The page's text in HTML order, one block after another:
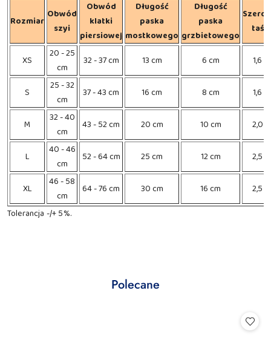
Rozmiar
Obwód
szyi
Obwód
klatki
piersiowej
Długość
paska
mostkowego
Długość
paska
grzbietowego
XS
20 - 25
cm
32 - 37 cm 13 cm 6 cm 1,6
S
25 - 32
cm
37 - 43 cm 16 cm 8 cm 1,6
M
32 - 40
cm
43 - 52 cm 20 cm 10 cm 2,0
L
40 - 46
cm
52 - 64 cm 25 cm 12 cm 2,5
XL
46 - 58
cm
64 - 76 cm 30 cm 16 cm
2,5
Tolerancja -/+ 5%.
Pomiń karuzelę produktów
Produkty
Polecane